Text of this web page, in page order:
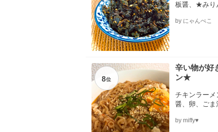
板醤、★みり
by にゃんぺこ
8位
辛い物が好
ン★
チキンラー
醤、卵、ご
by miffy♥